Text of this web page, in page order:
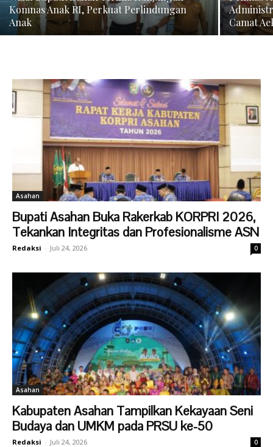
Komnas Anak RI, Perkuat Perlindungan
Anak
Camat
Asahan
Bupati Asahan Buka Rakerkab KORPRI 2026,
Tekankan Integritas dan Profesionalisme ASN
Redaksi - Juli 24, 2026 0
Asahan
Kabupaten Asahan Tampilkan Kekayaan Seni
Budaya dan UMKM pada PRSU ke-50
Redaksi - Juli 24, 2026 0